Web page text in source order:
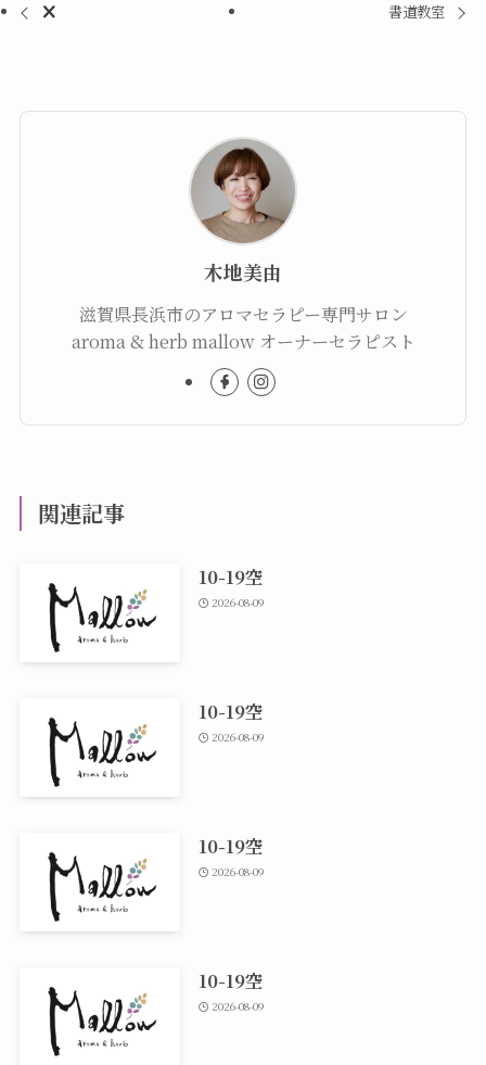
書道教室
木地美由
滋賀県長浜市のアロマセラピー専門サロン
aroma & herb mallow オーナーセラピスト
関連記事
10-19空
2026-08-09
10-19空
2026-08-09
10-19空
2026-08-09
10-19空
2026-08-09